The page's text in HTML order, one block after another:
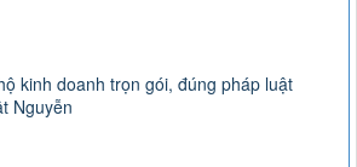
kinh doanh trọn gói, đúng pháp luật
Nguyễn